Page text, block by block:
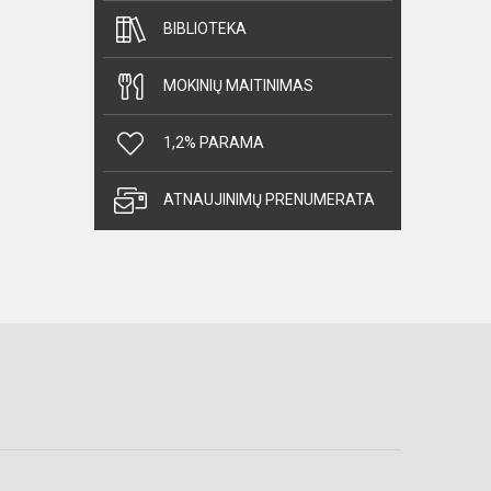
BIBLIOTEKA
MOKINIŲ MAITINIMAS
1,2% PARAMA
ATNAUJINIMŲ PRENUMERATA